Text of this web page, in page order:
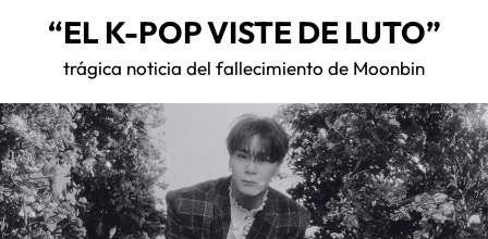
“EL K-POP VISTE DE LUTO”
trágica noticia del fallecimiento de Moonbin